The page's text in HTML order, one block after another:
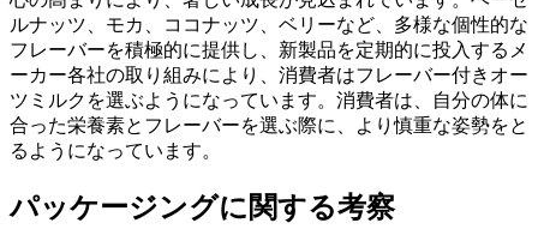
ルナッツ、モカ、ココナッツ、ベリーなど、多様な個性的な
フレーバーを積極的に提供し、新製品を定期的に投入するメ
ーカー各社の取り組みにより、消費者はフレーバー付きオー
ツミルクを選ぶようになっています。消費者は、自分の体に
合った栄養素とフレーバーを選ぶ際に、より慎重な姿勢をと
るようになっています。
パッケージングに関する考察